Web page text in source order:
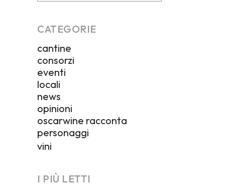
CATEGORIE
cantine
consorzi
eventi
locali
news
opinioni
oscarwine racconta
personaggi
vini
I PIÙ LETTI